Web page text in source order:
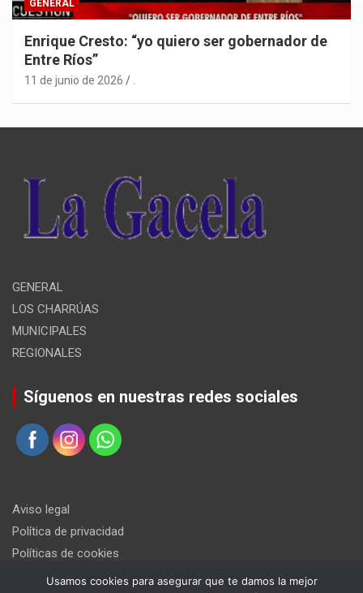
GENERAL
Enrique Cresto: “yo quiero ser gobernador de
Entre Ríos”
11 de junio de 2026 .
GENERAL
LOS CHARRÚAS
MUNICIPALES
REGIONALES
Síguenos en nuestras redes sociales
Aviso legal
Política de privacidad
Políticas de cookies
Usamos cookies para asegurar que te damos la mejor